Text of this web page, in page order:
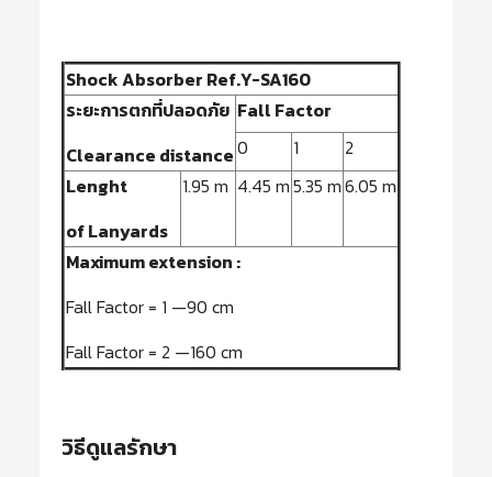
Shock Absorber Ref.Y-SA160
ระยะการตกที่ปลอดภัย
Clearance distance
Fall Factor
0
1
2
Lenght
of Lanyards
1.95 m 4.45 m5.35 m6.05 m
Maximum extension :
Fall Factor = 1 —90 cm
Fall Factor = 2 —160 cm
วิธีดูแลรักษา